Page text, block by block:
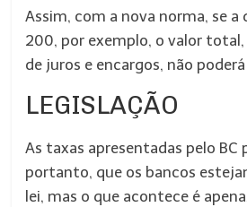
Assim, com a nova norma, se a
200, por exemplo, o valor
de juros e encargos, não
LEGISLAÇÃO
As taxas apresentadas pelo BC
portanto, que os bancos
lei, mas o que acontece é